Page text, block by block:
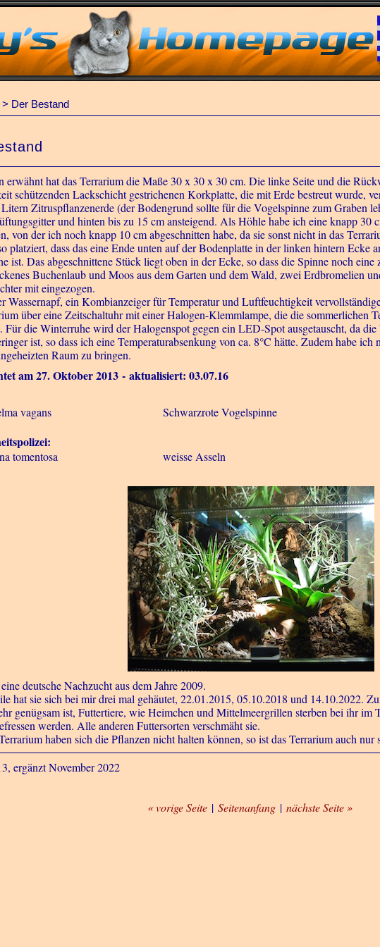
> Der Bestand
erwähnt hat das Terrarium die Maße 30 x 30 x 30 cm. Die linke Seite und die
schützenden Lackschicht gestrichenen Korkplatte, die mit Erde bestreut wurde,
Zitruspflanzenerde (der Bodengrund sollte für die Vogelspinne zum Graben
und hinten bis zu 15 cm ansteigend. Als Höhle habe ich eine knapp 30
von der ich noch knapp 10 cm abgeschnitten habe, da sie sonst nicht in das
platziert, dass das eine Ende unten auf der Bodenplatte in der linken hintern Ecke
ist. Das abgeschnittene Stück liegt oben in der Ecke, so dass die Spinne noch
Buchenlaub und Moos aus dem Garten und dem Wald, zwei Erdbromelien
mit eingezogen.
Wassernapf, ein Kombianzeiger für Temperatur und Luftfeuchtigkeit
über eine Zeitschaltuhr mit einer Halogen-Klemmlampe, die die sommerlichen
Für die Winterruhe wird der Halogenspot gegen ein LED-Spot ausgetauscht, da
ist, so dass ich eine Temperaturabsenkung von ca. 8°C hätte. Zudem habe
Raum zu bringen.
am 27. Oktober 2013- aktualisiert: 03.07.16
vagans Schwarzrote Vogelspinne
tomentosa weisse Asseln
deutsche Nachzucht aus dem Jahre 2009.
hat sie sich bei mir drei mal gehäutet, 22.01.2015, 05.10.2018 und 14.10.2022.
genügsam ist, Futtertiere, wie Heimchen und Mittelmeergrillen sterben bei ihr im
werden. Alle anderen Futtersorten verschmäht sie.
haben sich die Pflanzen nicht halten können, so ist das Terrarium auch nur
ergänzt November 2022
« vorige Seite | Seitenanfang | nächste Seite »